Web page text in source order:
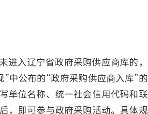
进入辽宁省政府采购供应商库的，
中公布的“政府采购供应商入库”的
单位名称、统一社会信用代码和联
，即可参与政府采购活动。具体规